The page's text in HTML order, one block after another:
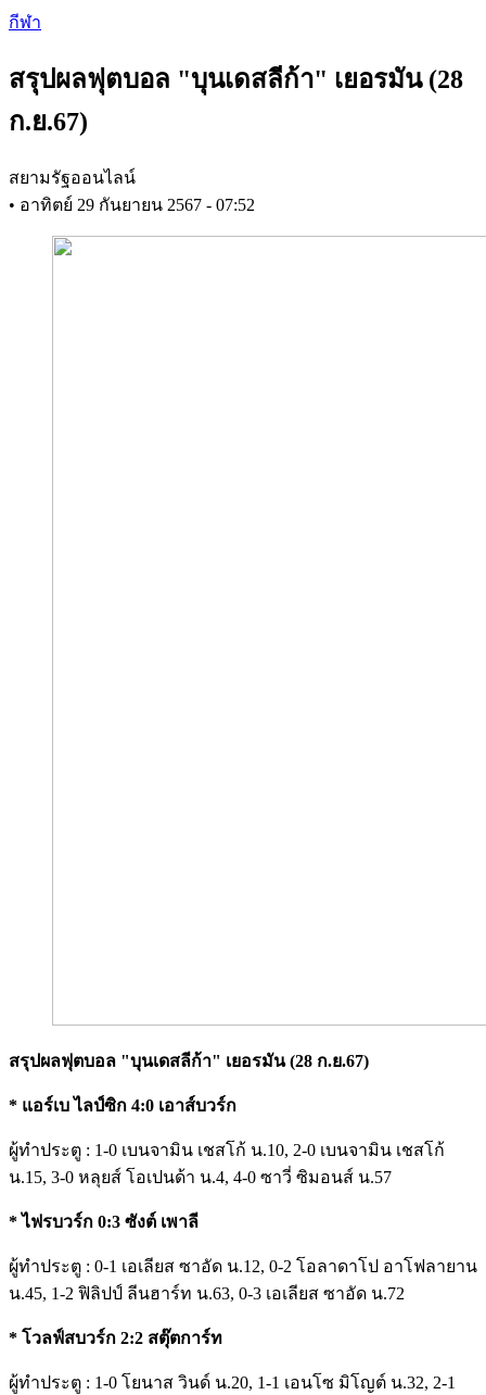
Skip
content
กีฬา
สรุปผลฟุตบอล "บุนเดสลีก้า" เยอรมัน (28
ก.ย.67)
สยามรัฐออนไลน์
• อาทิตย์ 29 กันยายน 2567 - 07:52
สรุปผลฟุตบอล "บุนเดสลีก้า" เยอรมัน (28 ก.ย.67)
* แอร์เบ ไลป์ซิก 4:0 เอาส์บวร์ก
ผู้ทำประตู : 1-0 เบนจามิน เชสโก้ น.10, 2-0 เบนจามิน เชสโก้
น.15, 3-0 หลุยส์ โอเปนด้า น.4, 4-0 ซาวี่ ซิมอนส์ น.57
* ไฟรบวร์ก 0:3 ซังต์ เพาลี
ผู้ทำประตู : 0-1 เอเลียส ซาอัด น.12, 0-2 โอลาดาโป อาโฟลายาน
น.45, 1-2 ฟิลิปป์ ลีนฮาร์ท น.63, 0-3 เอเลียส ซาอัด น.72
* โวลฟ์สบวร์ก 2:2 สตุ๊ตการ์ท
ผู้ทำประตู : 1-0 โยนาส วินด์ น.20, 1-1 เอนโซ มิโญต์ น.32, 2-1